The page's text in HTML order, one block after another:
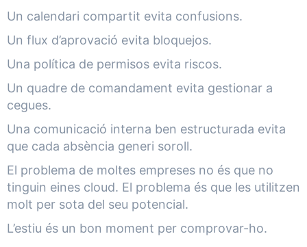
Un calendari compartit evita confusions.
Un flux d’aprovació evita bloquejos.
Una política de permisos evita riscos.
Un quadre de comandament evita gestionar a
cegues.
Una comunicació interna ben estructurada evita
que cada absència generi soroll.
El problema de moltes empreses no és que no
tinguin eines cloud. El problema és que les utilitzen
molt per sota del seu potencial.
L’estiu és un bon moment per comprovar-ho.